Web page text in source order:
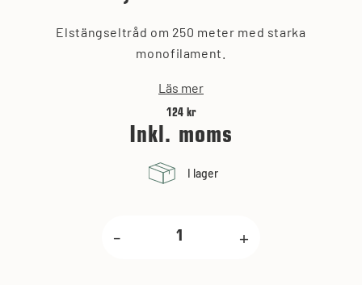
Elstängseltråd om 250 meter med starka
monofilament.
Läs mer
124 kr
Inkl. moms
I lager
- +